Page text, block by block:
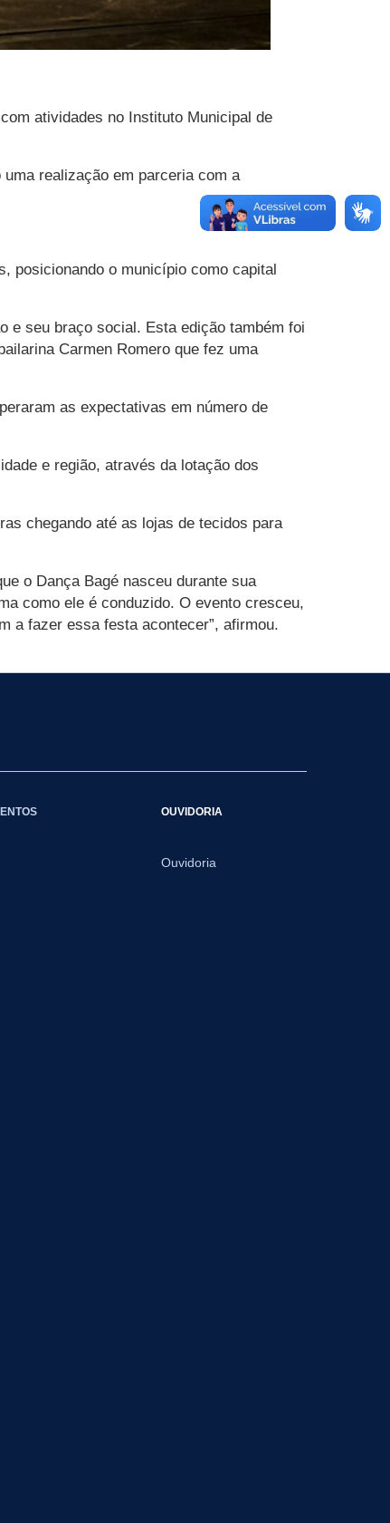
atividades no Instituto Municipal de
realização em parceria com a
posicionando o município como capital
e seu braço social. Esta edição também foi
Carmen Romero que fez uma
as expectativas em número de
e região, através da lotação dos
chegando até as lojas de tecidos para
o Dança Bagé nasceu durante sua
como ele é conduzido. O evento cresceu,
a fazer essa festa acontecer”, afirmou.
OUVIDORIA
Ouvidoria